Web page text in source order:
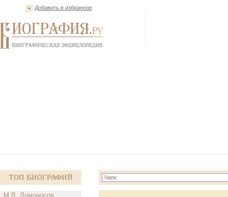
Добавить в избранное
Топ Биографий
М.В. Ломоносов